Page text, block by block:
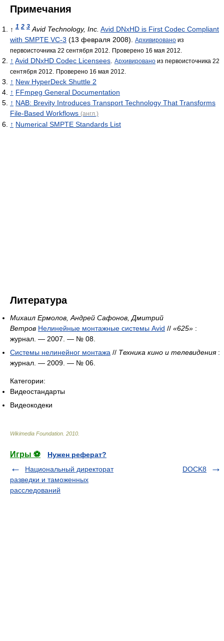
Примечания
↑ 1 2 3 Avid Technology, Inc. Avid DNxHD is First Codec Compliant
with SMPTE VC-3 (13 февраля 2008). Архивировано из
первоисточника 22 сентября 2012.
Проверено 16 мая 2012.
↑ Avid DNxHD Codec Licensees. Архивировано из первоисточника 22
сентября 2012.
Проверено 16 мая 2012.
↑ New HyperDeck Shuttle 2
↑ FFmpeg General Documentation
↑ NAB: Brevity Introduces Transport Technology That Transforms
File-Based Workflows (англ.)
↑ Numerical SMPTE Standards List
Литература
Михаил Ермолов, Андрей Сафонов, Дмитрий
Ветров Нелинейные монтажные системы Avid // «625» :
журнал. — 2007. — № 08.
Системы нелинейног монтажа // Техника кино и телевидения:
журнал. — 2009. — № 06.
Категории:
Видеостандарты
Видеокодеки
Wikimedia Foundation 2010
Игры ⚽
Нужен реферат?
Национальный директорат
разведки и таможенных
расследований
DOCK8